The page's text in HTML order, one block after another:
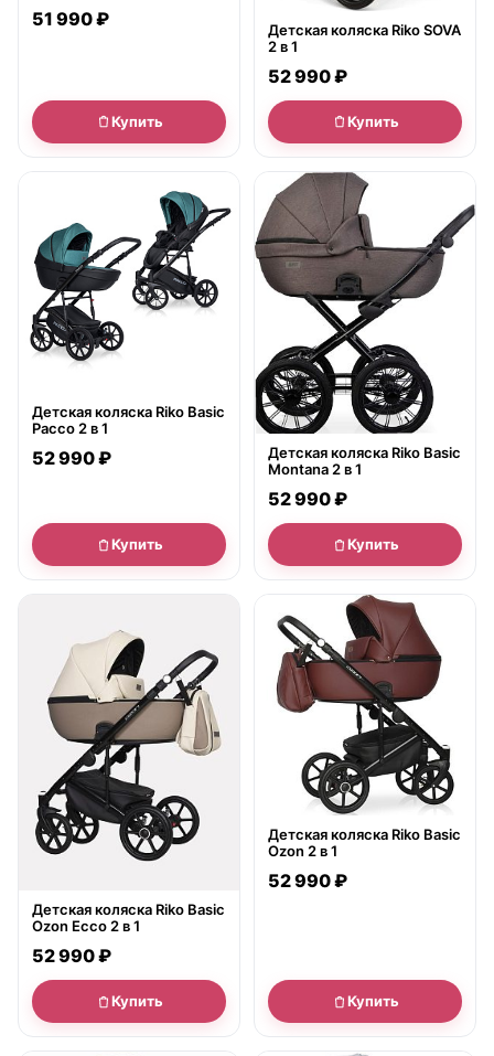
51 990 ₽
Купить
Детская коляска Riko SOVA
2 в 1
52 990 ₽
Купить
Детская коляска Riko Basic
Pacco 2 в 1
52 990 ₽
Купить
● в наличии
Детская коляска Riko Basic
Montana 2 в 1
52 990 ₽
Купить
Детская коляска Riko Basic
Ozon Ecco 2 в 1
52 990 ₽
Купить
● в наличии
Детская коляска Riko Basic
Ozon 2 в 1
52 990 ₽
Купить